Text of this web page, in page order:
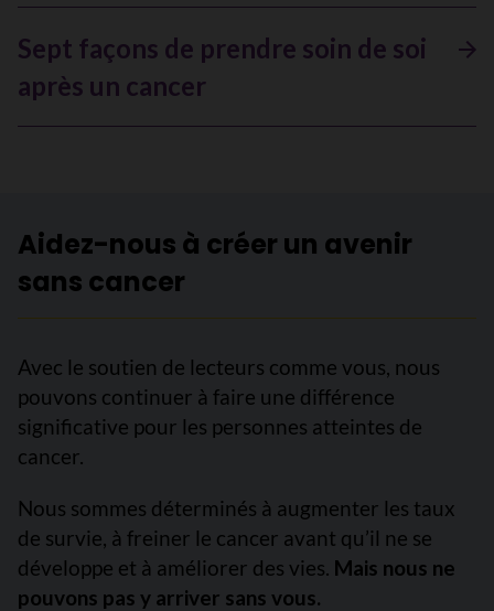
Sept façons de prendre soin de soi
après un cancer
Aidez-nous à créer un avenir
sans cancer
Avec le soutien de lecteurs comme vous, nous
pouvons continuer à faire une différence
significative pour les personnes atteintes de
cancer.
Nous sommes déterminés à augmenter les taux
de survie, à freiner le cancer avant qu’il ne se
développe et à améliorer des vies. Mais nous ne
pouvons pas y arriver sans vous.